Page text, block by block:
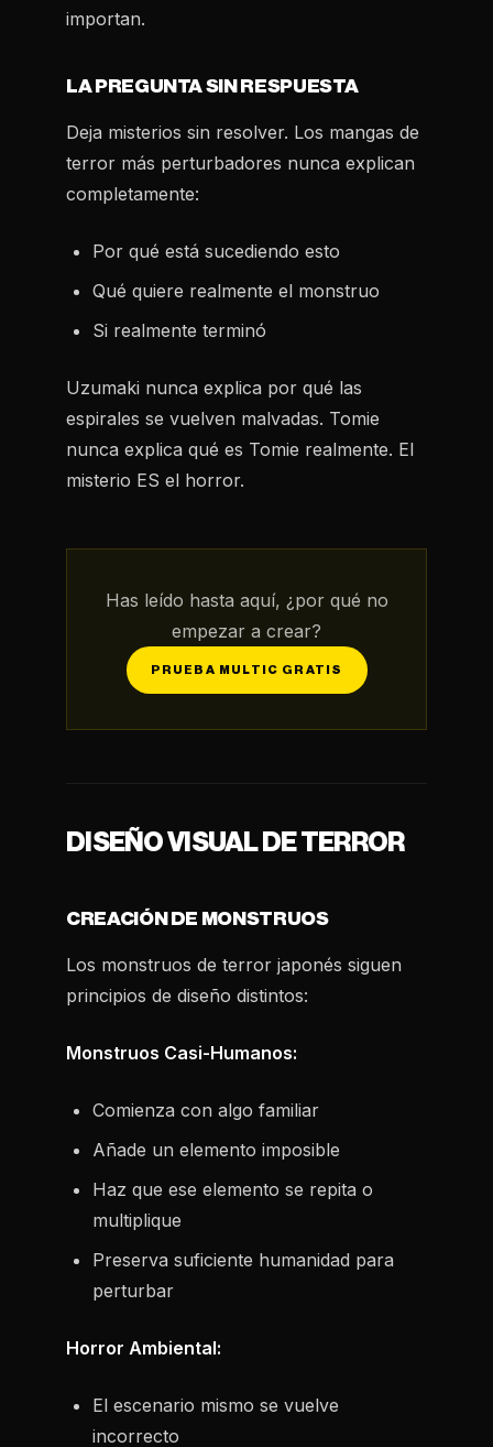
importan.
LA PREGUNTA SIN RESPUESTA
Deja misterios sin resolver. Los mangas de
terror más perturbadores nunca explican
completamente:
Por qué está sucediendo esto
Qué quiere realmente el monstruo
Si realmente terminó
Uzumaki nunca explica por qué las
espirales se vuelven malvadas. Tomie
nunca explica qué es Tomie realmente. El
misterio ES el horror.
Has leído hasta aquí, ¿por qué no
empezar a crear?
PRUEBA MULTIC GRATIS
DISEÑO VISUAL DE TERROR
CREACIÓN DE MONSTRUOS
Los monstruos de terror japonés siguen
principios de diseño distintos:
Monstruos Casi-Humanos:
Comienza con algo familiar
Añade un elemento imposible
Haz que ese elemento se repita o
multiplique
Preserva suficiente humanidad para
perturbar
Horror Ambiental:
El escenario mismo se vuelve
incorrecto